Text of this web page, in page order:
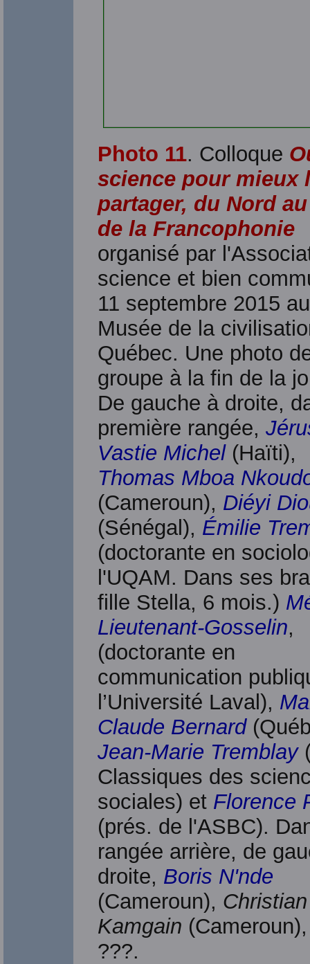
Photo 11. Colloque
science pour mieux
partager, du Nord
de la Francophonie
organisé par
science et bien
11 septembre 2015 au
Musée de la
Québec. Une photo
groupe à la fin de la
De gauche à droite,
première rangée,
Vastie Michel(Haïti),
Thomas Mboa
(Cameroun), Diéyi
(Sénégal), Émilie
(doctorante en
l'UQAM. Dans ses
fille Stella, 6 mois.)
Lieutenant-Gosselin,
(doctorante en
communication
l’Université Laval),
Claude Bernard
Jean-Marie Tremblay
Classiques des
sociales) et Florence
(prés. de l'ASBC).
rangée arrière, de
droite, Boris N'nde
(Cameroun),
Kamgain
???.